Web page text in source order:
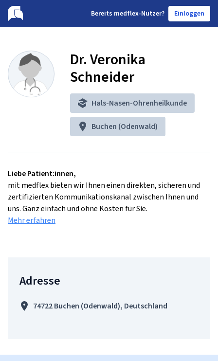
Bereits medflex-Nutzer? Einloggen
Dr. Veronika
Schneider
Hals-Nasen-Ohrenheilkunde
Buchen (Odenwald)
Liebe Patient:innen,
mit medflex bieten wir Ihnen einen direkten, sicheren und
zertifizierten Kommunikationskanal zwischen Ihnen und
uns. Ganz einfach und ohne Kosten für Sie.
Mehr erfahren
Adresse
74722 Buchen (Odenwald), Deutschland